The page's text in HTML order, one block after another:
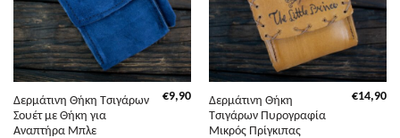
Δερμάτινη Θήκη Τσιγάρων
Σουέτ με Θήκη για
Αναπτήρα Μπλε
€9,90
Δερμάτινη Θήκη
Τσιγάρων Πυρογραφία
Μικρός Πρίγκιπας
€14,90